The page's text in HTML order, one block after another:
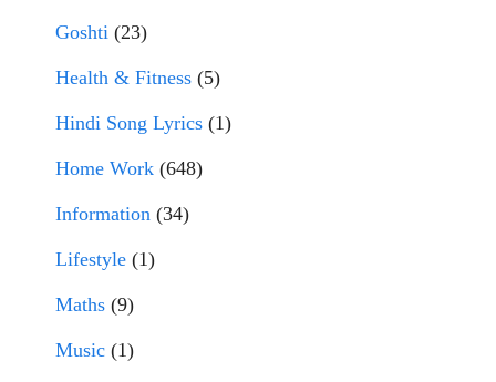
Goshti (23)
Health & Fitness (5)
Hindi Song Lyrics (1)
Home Work (648)
Information (34)
Lifestyle (1)
Maths (9)
Music (1)